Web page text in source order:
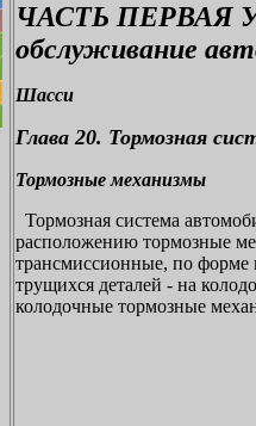
ЧАСТЬ ПЕРВАЯ
обслуживание
Шасси
Глава 20. Тормозная
Тормозные механизмы
Тормозная система
расположению тормозные
трансмиссионные, по форме
трущихся деталей - на
колодочные тормозные